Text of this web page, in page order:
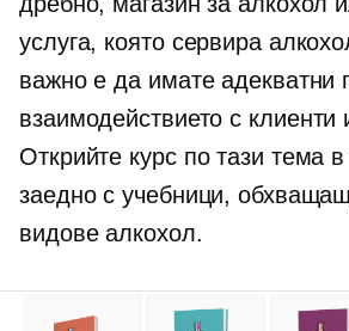
услуга, която сервира
важно е да имате адекватни
взаимодействието с клиенти
Открийте курс по тази тема
заедно с учебници,
видове алкохол.